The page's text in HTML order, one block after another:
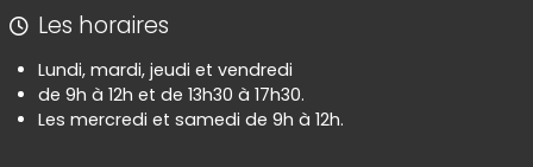
Les horaires
Lundi, mardi, jeudi et vendredi
de 9h à 12h et de 13h30 à 17h30.
Les mercredi et samedi de 9h à 12h.